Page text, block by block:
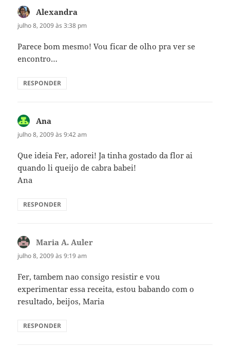
Alexandra
julho 8, 2009 às 3:38 pm
Parece bom mesmo! Vou ficar de olho pra ver se
encontro…
RESPONDER
Ana
julho 8, 2009 às 9:42 am
Que ideia Fer, adorei! Ja tinha gostado da flor ai
quando li queijo de cabra babei!
Ana
RESPONDER
Maria A. Auler
julho 8, 2009 às 9:19 am
Fer, tambem nao consigo resistir e vou
experimentar essa receita, estou babando com o
resultado, beijos, Maria
RESPONDER